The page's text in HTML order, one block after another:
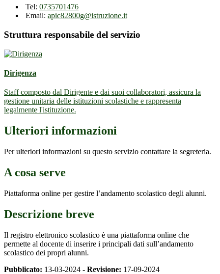
Tel: 0735701476
Email: apic82800g@istruzione.it
Struttura responsabile del servizio
Dirigenza
Staff composto dal Dirigente e dai suoi collaboratori, assicura la
gestione unitaria delle istituzioni scolastiche e rappresenta
legalmente l'istituzione.
Ulteriori informazioni
Per ulteriori informazioni su questo servizio contattare la segreteria.
A cosa serve
Piattaforma online per gestire l’andamento scolastico degli alunni.
Descrizione breve
Il registro elettronico scolastico è una piattaforma online che
permette al docente di inserire i principali dati sull’andamento
scolastico dei propri alunni.
Pubblicato: 13-03-2024 - Revisione: 17-09-2024